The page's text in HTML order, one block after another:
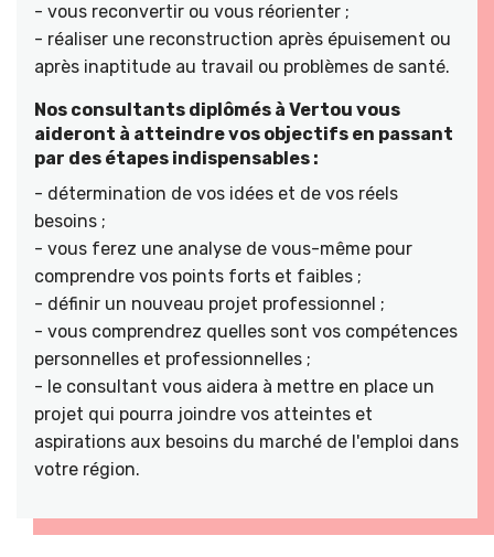
- vous reconvertir ou vous réorienter ;
- réaliser une reconstruction après épuisement ou
après inaptitude au travail ou problèmes de santé.
Nos consultants diplômés à Vertou vous
aideront à atteindre vos objectifs en passant
par des étapes indispensables :
- détermination de vos idées et de vos réels
besoins ;
- vous ferez une analyse de vous-même pour
comprendre vos points forts et faibles ;
- définir un nouveau projet professionnel ;
- vous comprendrez quelles sont vos compétences
personnelles et professionnelles ;
- le consultant vous aidera à mettre en place un
projet qui pourra joindre vos atteintes et
aspirations aux besoins du marché de l'emploi dans
votre région.